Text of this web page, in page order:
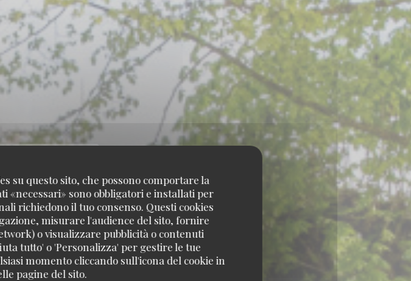
su questo sito, che possono comportare la
«necessari» sono obbligatori e installati per
richiedono il tuo consenso. Questi cookies
misurare l'audience del sito, fornire
o visualizzare pubblicità o contenuti
tutto' o 'Personalizza' per gestire le tue
momento cliccando sull'icona del cookie in
pagine del sito.